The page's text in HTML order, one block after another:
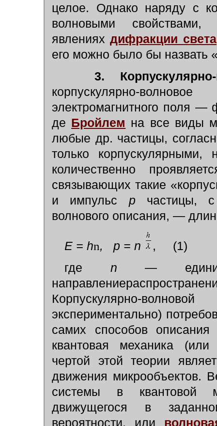
целое. Однако наряду с
волновыми
явленияхдифракции света
его можно было бы назвать
3.
корпускулярно-
электромагнитного поля
де Бройлем на все виды
любые др. частицы,
только
количественно
связывающих такие
и импульс р частицы, с
волнового описания, —
E = hn, p = n ,
(1)
где n —
Корпускулярно-
экспериментально)
самих способов
квантовая механика
чертой этой теории
движения микрообъектов.
системы в квантовой
движущегося в
вероятности, или